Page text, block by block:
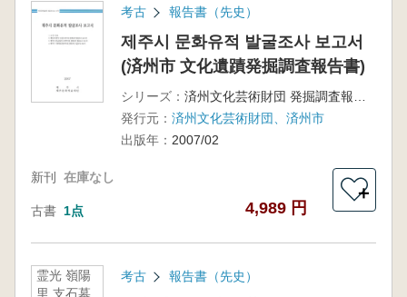
考古 報告書（先史）
제주시 문화유적 발굴조사 보고서
(済州市 文化遺蹟発掘調査報告書)
シリーズ：
発行元： 済州文化芸術財団、済州市
出版年： 2007/02
新刊 在庫なし
古書 1点 4,989 円
＋
霊光 嶺陽
里 支石墓
考古 報告書（先史）